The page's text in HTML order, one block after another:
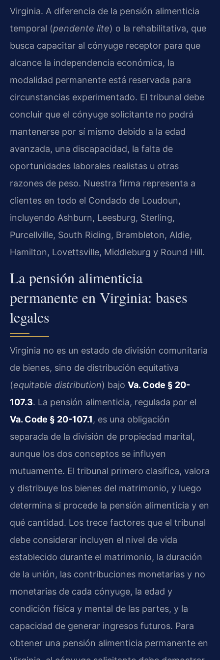
Virginia. A diferencia de la pensión alimenticia
temporal (pendente lite) o la rehabilitativa, que
busca capacitar al cónyuge receptor para que
alcance la independencia económica, la
modalidad permanente está reservada para
circunstancias experimentado. El tribunal debe
concluir que el cónyuge solicitante no podrá
mantenerse por sí mismo debido a la edad
avanzada, una discapacidad, la falta de
oportunidades laborales realistas u otras
razones de peso. Nuestra firma representa a
clientes en todo el Condado de Loudoun,
incluyendo Ashburn, Leesburg, Sterling,
Purcellville, South Riding, Brambleton, Aldie,
Hamilton, Lovettsville, Middleburg y Round Hill.
La pensión alimenticia
permanente en Virginia: bases
legales
Virginia no es un estado de división comunitaria
de bienes, sino de distribución equitativa
(equitable distribution) bajo Va. Code § 20-
107.3. La pensión alimenticia, regulada por el
Va. Code § 20-107.1, es una obligación
separada de la división de propiedad marital,
aunque los dos conceptos se influyen
mutuamente. El tribunal primero clasifica, valora
y distribuye los bienes del matrimonio, y luego
determina si procede la pensión alimenticia y en
qué cantidad. Los trece factores que el tribunal
debe considerar incluyen el nivel de vida
establecido durante el matrimonio, la duración
de la unión, las contribuciones monetarias y no
monetarias de cada cónyuge, la edad y
condición física y mental de las partes, y la
capacidad de generar ingresos futuros. Para
obtener una pensión alimenticia permanente en